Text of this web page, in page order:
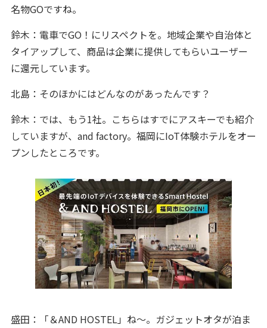
名物GOですね。
鈴木：電車でGO！にリスペクトを。地域企業や自治体と
タイアップして、商品は企業に提供してもらいユーザー
に還元しています。
北島：そのほかにはどんなのがあったんです？
鈴木：では、もう1社。こちらはすでにアスキーでも紹介
していますが、and factory。福岡にIoT体験ホテルをオー
プンしたところです。
盛田：「＆AND HOSTEL」ね～。ガジェットオタが泊ま